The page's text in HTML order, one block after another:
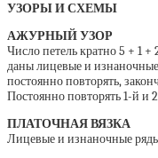
УЗОРЫ И СХЕМЫ
АЖУРНЫЙ УЗОР
Число петель кратно 5 + 1 +
даны лицевые и
постоянно повторять,
Постоянно повторять 1-й и
ПЛАТОЧНАЯ ВЯЗКА
Лицевые и изнаночные